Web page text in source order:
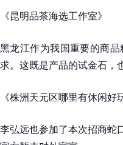
《昆明品茶海选工作室》
黑龙江作为我国重要的商
求。这既是产品的试金石，
《株洲天元区哪里有休闲好
李弘远也参加了本次招商蛇